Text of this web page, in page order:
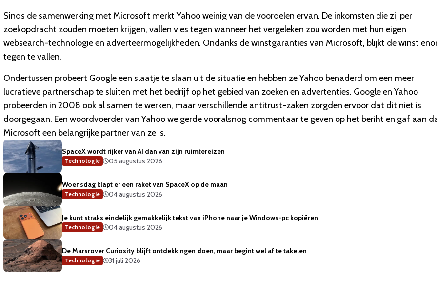
Sinds de samenwerking met Microsoft merkt Yahoo weinig van de voordelen ervan. De inkomsten die zij per
zoekopdracht zouden moeten krijgen, vallen vies tegen wanneer het vergeleken zou worden met hun eigen
websearch-technologie en adverteermogelijkheden. Ondanks de winstgaranties van Microsoft, blijkt de winst
tegen te vallen.
Ondertussen probeert Google een slaatje te slaan uit de situatie en hebben ze Yahoo benaderd om een meer
lucratieve partnerschap te sluiten met het bedrijf op het gebied van zoeken en advertenties. Google en Yahoo
probeerden in 2008 ook al samen te werken, maar verschillende antitrust-zaken zorgden ervoor dat dit niet is
doorgegaan. Een woordvoerder van Yahoo weigerde vooralsnog commentaar te geven op het beriht en gaf aan
Microsoft een belangrijke partner van ze is.
SpaceX wordt rijker van AI dan van zijn ruimtereizen
Technologie 05 augustus 2026
Woensdag klapt er een raket van SpaceX op de maan
Technologie 04 augustus 2026
Je kunt straks eindelijk gemakkelijk tekst van iPhone naar je Windows-pc kopiëren
Technologie 04 augustus 2026
De Marsrover Curiosity blijft ontdekkingen doen, maar begint wel af te takelen
Technologie 31 juli 2026